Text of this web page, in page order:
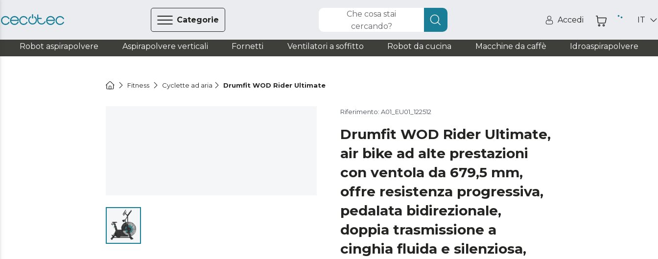
Categorie
Che cosa stai
cercando?
Accedi IT
Robot aspirapolvere Aspirapolvere verticali Fornetti Ventilatori a soffitto Robot da cucina Macchine da caffè Idroaspirapolvere
Fitness Cyclette ad aria Drumfit WOD Rider Ultimate
Riferimento: A01_EU01_122512
Drumfit WOD Rider Ultimate,
air bike ad alte prestazioni
con ventola da 679,5 mm,
offre resistenza progressiva,
pedalata bidirezionale,
doppia trasmissione a
cinghia fluida e silenziosa,